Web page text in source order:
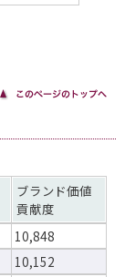
ブランド価値
貢献度
10,848
10,152